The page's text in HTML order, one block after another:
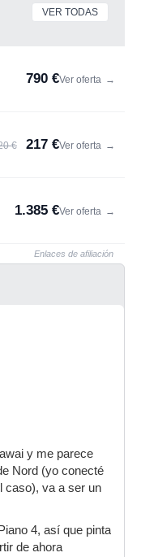
VER TODAS
790 €Ver oferta →
€ 217 €Ver oferta →
1.385 €Ver oferta →
Enlaces de afiliación
y me parece
Nord (yo conecté
caso), va a ser un
4, así que pinta
de ahora